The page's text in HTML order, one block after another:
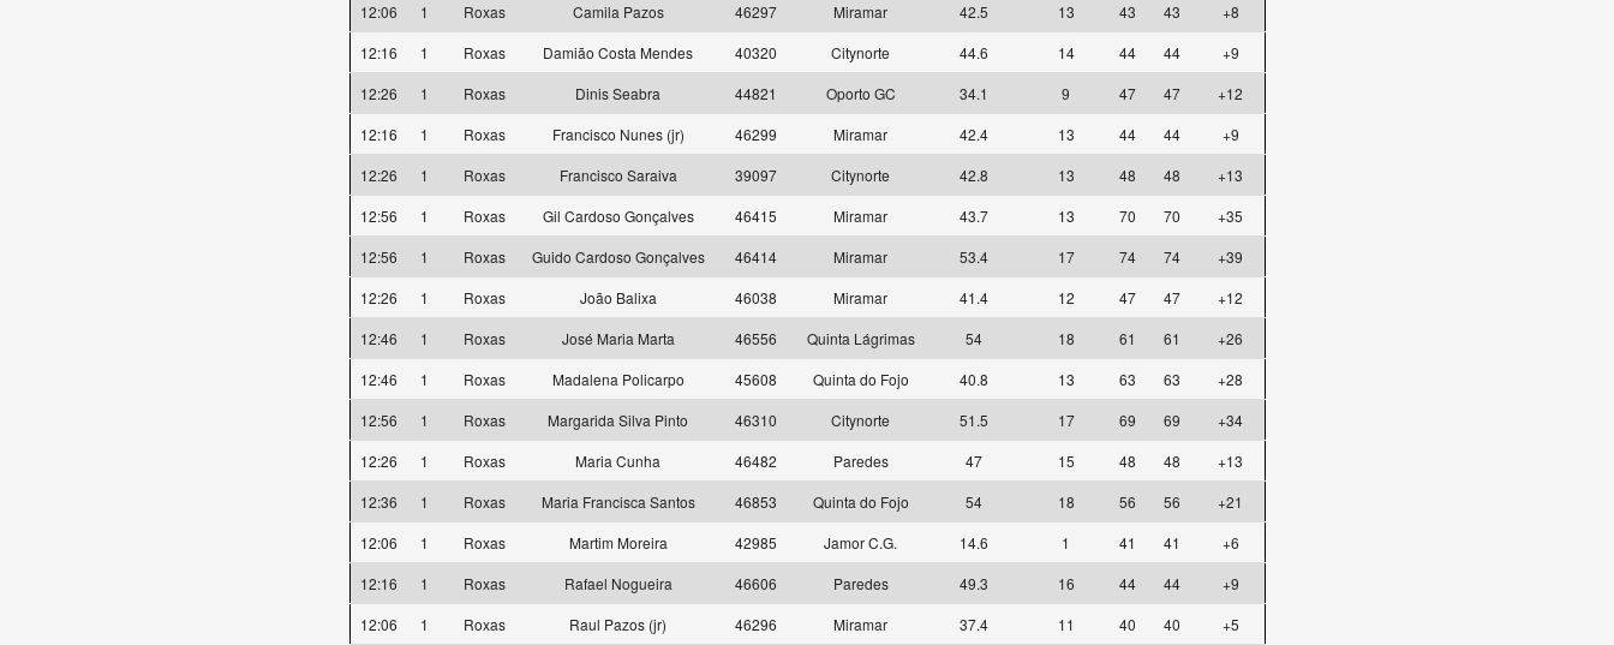
12:06
1 Roxas Camila Pazos 46297 Miramar 42.5 13 43 43
+8
12:16
1 Roxas Damião Costa Mendes 40320 Citynorte 44.6 14 44 44
+9
12:26
1 Roxas Dinis Seabra 44821 Oporto GC 34.1 9 47 47
+12
12:16
1 Roxas Francisco Nunes (jr) 46299 Miramar 42.4 13 44 44
+9
12:26
1 Roxas Francisco Saraiva 39097 Citynorte 42.8 13 48 48
+13
12:56
1 Roxas Gil Cardoso Gonçalves 46415 Miramar 43.7 13 70 70
+35
12:56
1 Roxas Guido Cardoso Gonçalves 46414 Miramar 53.4 17 74 74
+39
12:26
1 Roxas João Balixa 46038 Miramar 41.4 12 47 47
+12
12:46
1 Roxas José Maria Marta 46556 Quinta Lágrimas 54 18 61 61
+26
12:46
1 Roxas Madalena Policarpo 45608 Quinta do Fojo 40.8 13 63 63
+28
12:56
1 Roxas Margarida Silva Pinto 46310 Citynorte 51.5 17 69 69
+34
12:26
1 Roxas Maria Cunha 46482 Paredes 47 15 48 48
+13
12:36
1 Roxas Maria Francisca Santos 46853 Quinta do Fojo 54 18 56 56
+21
12:06
1 Roxas Martim Moreira 42985 Jamor C.G. 14.6 1 41 41
+6
12:16
1 Roxas Rafael Nogueira 46606 Paredes 49.3 16 44 44
+9
12:06
1 Roxas Raul Pazos (jr) 46296 Miramar 37.4 11 40 40 +5